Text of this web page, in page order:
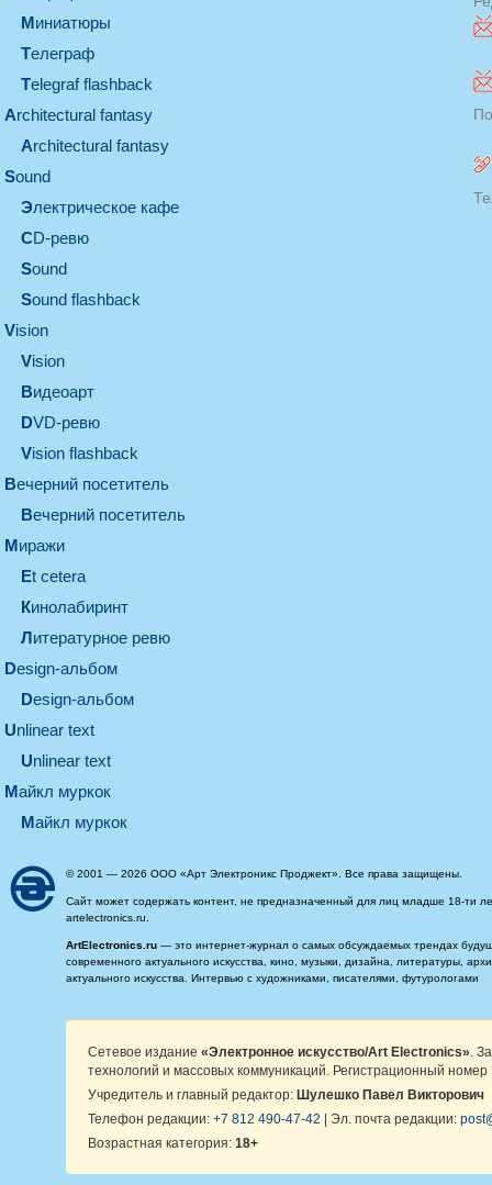
миниатюры
телеграф
Telegraf flashback
architectural fantasy
architectural fantasy
sound
электрическое кафе
CD-ревю
sound
Sound flashback
vision
vision
видеоарт
DVD-ревю
Vision flashback
вечерний посетитель
вечерний посетитель
миражи
et cetera
кинолабиринт
литературное ревю
design-альбом
design-альбом
unlinear text
Unlinear text
майкл муркок
майкл муркок
© 2001 — 2026 ООО «Арт Электроникс Проджект». Все права защищены.
Сайт может содержать контент, не предназначенный для лиц младше 18-ти
artelectronics.ru.
ArtElectronics.ru — это интернет-журнал о самых обсуждаемых трендах
современного актуального искусства, кино, музыки, дизайна, литературы,
актуального искусства. Интервью с художниками, писателями, футурологами
Сетевое издание «Электронное искусство/Art Electronics» .
технологий и массовых коммуникаций. Регистрационный
Учредитель и главный редактор: Шулешко Павел Викторович
Телефон редакции: +7 812 490-47-42 | Эл. почта редакции:
Возрастная категория: 18+